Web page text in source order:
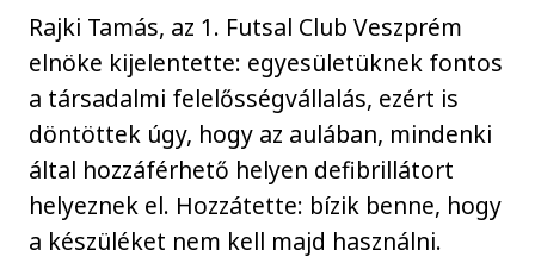
Rajki Tamás, az 1. Futsal Club Veszprém
elnöke kijelentette: egyesületüknek fontos
a társadalmi felelősségvállalás, ezért is
döntöttek úgy, hogy az aulában, mindenki
által hozzáférhető helyen defibrillátort
helyeznek el. Hozzátette: bízik benne, hogy
a készüléket nem kell majd használni.